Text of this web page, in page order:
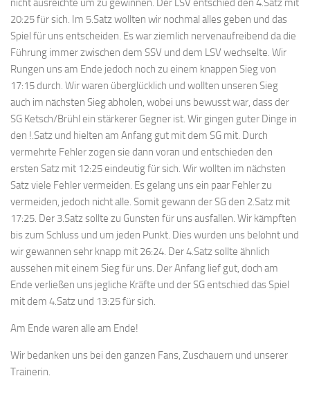
20:25 für sich. Im 5.Satz wollten wir nochmal alles geben und das
Spiel für uns entscheiden. Es war ziemlich nervenaufreibend da die
Führung immer zwischen dem SSV und dem LSV wechselte. Wir
Rungen uns am Ende jedoch noch zu einem knappen Sieg von
17:15 durch. Wir waren überglücklich und wollten unseren Sieg
auch im nächsten Sieg abholen, wobei uns bewusst war, dass der
SG Ketsch/Brühl ein stärkerer Gegner ist. Wir gingen guter Dinge in
den !.Satz und hielten am Anfang gut mit dem SG mit. Durch
vermehrte Fehler zogen sie dann voran und entschieden den
ersten Satz mit 12:25 eindeutig für sich. Wir wollten im nächsten
Satz viele Fehler vermeiden. Es gelang uns ein paar Fehler zu
vermeiden, jedoch nicht alle. Somit gewann der SG den 2.Satz mit
17:25. Der 3.Satz sollte zu Gunsten für uns ausfallen. Wir kämpften
bis zum Schluss und um jeden Punkt. Dies wurden uns belohnt und
wir gewannen sehr knapp mit 26:24. Der 4.Satz sollte ähnlich
aussehen mit einem Sieg für uns. Der Anfang lief gut, doch am
Ende verließen uns jegliche Kräfte und der SG entschied das Spiel
mit dem 4.Satz und 13:25 für sich.
Am Ende waren alle am Ende!
Wir bedanken uns bei den ganzen Fans, Zuschauern und unserer
Trainerin.